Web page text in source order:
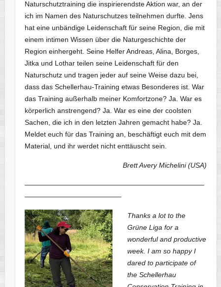
Naturschutztraining die inspirierendste Aktion war, an der
ich im Namen des Naturschutzes teilnehmen durfte. Jens
hat eine unbändige Leidenschaft für seine Region, die mit
einem intimen Wissen über die Naturgeschichte der
Region einhergeht. Seine Helfer Andreas, Alina, Borges,
Jitka und Lothar teilen seine Leidenschaft für den
Naturschutz und tragen jeder auf seine Weise dazu bei,
dass das Schellerhau-Training etwas Besonderes ist. War
das Training außerhalb meiner Komfortzone? Ja. War es
körperlich anstrengend? Ja. War es eine der coolsten
Sachen, die ich in den letzten Jahren gemacht habe? Ja.
Meldet euch für das Training an, beschäftigt euch mit dem
Material, und ihr werdet nicht enttäuscht sein.
Brett Avery Michelini (USA)
——————————————————————————
——————————————
Thanks a lot to the
Grüne Liga for a
wonderful and productive
week. I am so happy I
dared to participate of
the Schellerhau